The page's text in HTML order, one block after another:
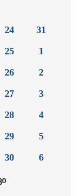
24
25
26
27
28
29
30
31
1
2
3
4
5
6